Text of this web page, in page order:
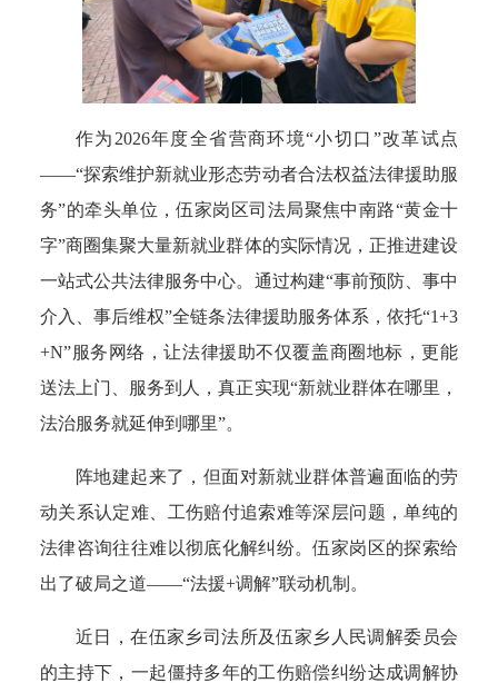
作为2026年度全省营商环境“小切口”改革试点
——“探索维护新就业形态劳动者合法权益法律援助服
务”的牵头单位，伍家岗区司法局聚焦中南路“黄金十
字”商圈集聚大量新就业群体的实际情况，正推进建设
一站式公共法律服务中心。通过构建“事前预防、事中
介入、事后维权”全链条法律援助服务体系，依托“1+3
+N”服务网络，让法律援助不仅覆盖商圈地标，更能
送法上门、服务到人，真正实现“新就业群体在哪里，
法治服务就延伸到哪里”。
阵地建起来了，但面对新就业群体普遍面临的劳
动关系认定难、工伤赔付追索难等深层问题，单纯的
法律咨询往往难以彻底化解纠纷。伍家岗区的探索给
出了破局之道——“法援+调解”联动机制。
近日，在伍家乡司法所及伍家乡人民调解委员会
的主持下，一起僵持多年的工伤赔偿纠纷达成调解协